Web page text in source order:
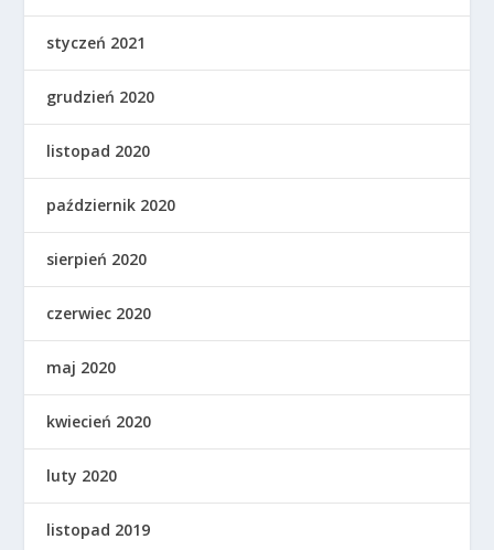
styczeń 2021
grudzień 2020
listopad 2020
październik 2020
sierpień 2020
czerwiec 2020
maj 2020
kwiecień 2020
luty 2020
listopad 2019